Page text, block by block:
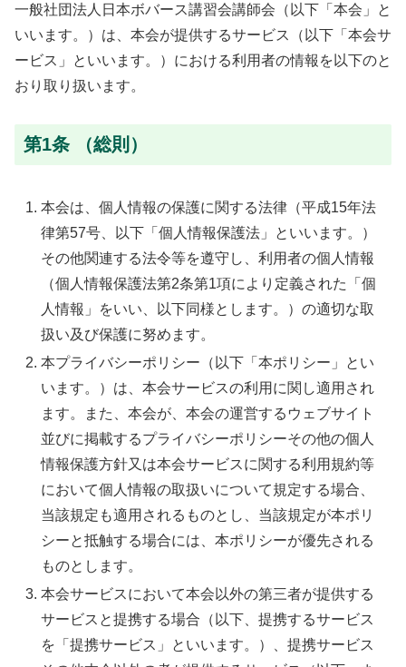
一般社団法人日本ボバース講習会講師会（以下「本会」と
いいます。）は、本会が提供するサービス（以下「本会サ
ービス」といいます。）における利用者の情報を以下のと
おり取り扱います。
第1条 （総則）
本会は、個人情報の保護に関する法律（平成15年法
律第57号、以下「個人情報保護法」といいます。）
その他関連する法令等を遵守し、利用者の個人情報
（個人情報保護法第2条第1項により定義された「個
人情報」をいい、以下同様とします。）の適切な取
扱い及び保護に努めます。
本プライバシーポリシー（以下「本ポリシー」とい
います。）は、本会サービスの利用に関し適用され
ます。また、本会が、本会の運営するウェブサイト
並びに掲載するプライバシーポリシーその他の個人
情報保護方針又は本会サービスに関する利用規約等
において個人情報の取扱いについて規定する場合、
当該規定も適用されるものとし、当該規定が本ポリ
シーと抵触する場合には、本ポリシーが優先される
ものとします。
本会サービスにおいて本会以外の第三者が提供する
サービスと提携する場合（以下、提携するサービス
を「提携サービス」といいます。）、提携サービス